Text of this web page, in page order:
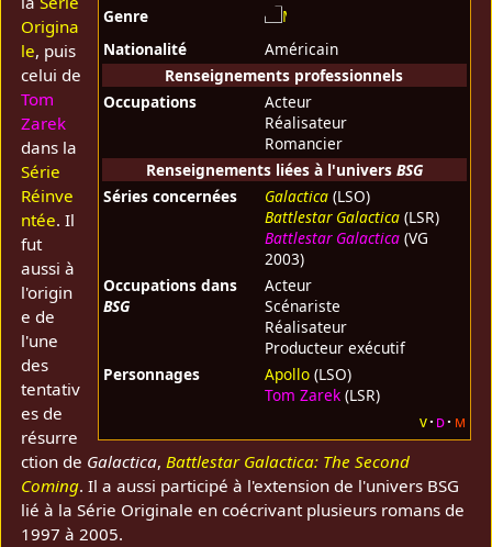
Genre
Nationalité
Américain
Renseignements professionnels
Occupations
Acteur
Réalisateur
Romancier
Renseignements liées à l'univers BSG
Séries concernées
Galactica(LSO)
Battlestar Galactica(LSR)
Battlestar Galactica(VG
2003)
Occupations dans
BSG
Acteur
Scénariste
Réalisateur
Producteur exécutif
Personnages
Apollo(LSO)
Tom Zarek(LSR)
v d m
Origina
le, puis
celui de
Tom
Zarek
dans la
Série
Réinve
ntée. Il
fut
aussi à
l'origin
e de
l'une
des
tentativ
es de
résurre
ction de Galactica,Battlestar Galactica: The Second
Coming. Il a aussi participé à l'extension de l'univers BSG
lié à la Série Originale en coécrivant plusieurs romans de
1997 à 2005.